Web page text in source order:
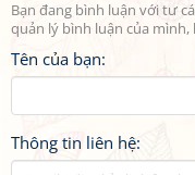
Bạn đang bình luận với tư
quản lý bình luận của mình,
Tên của bạn:
Thông tin liên hệ: